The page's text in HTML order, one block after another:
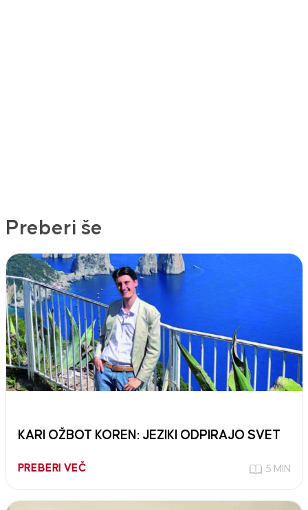
Preberi še
KARI OŽBOT KOREN: JEZIKI ODPIRAJO SVET
PREBERI VEČ 5 MIN